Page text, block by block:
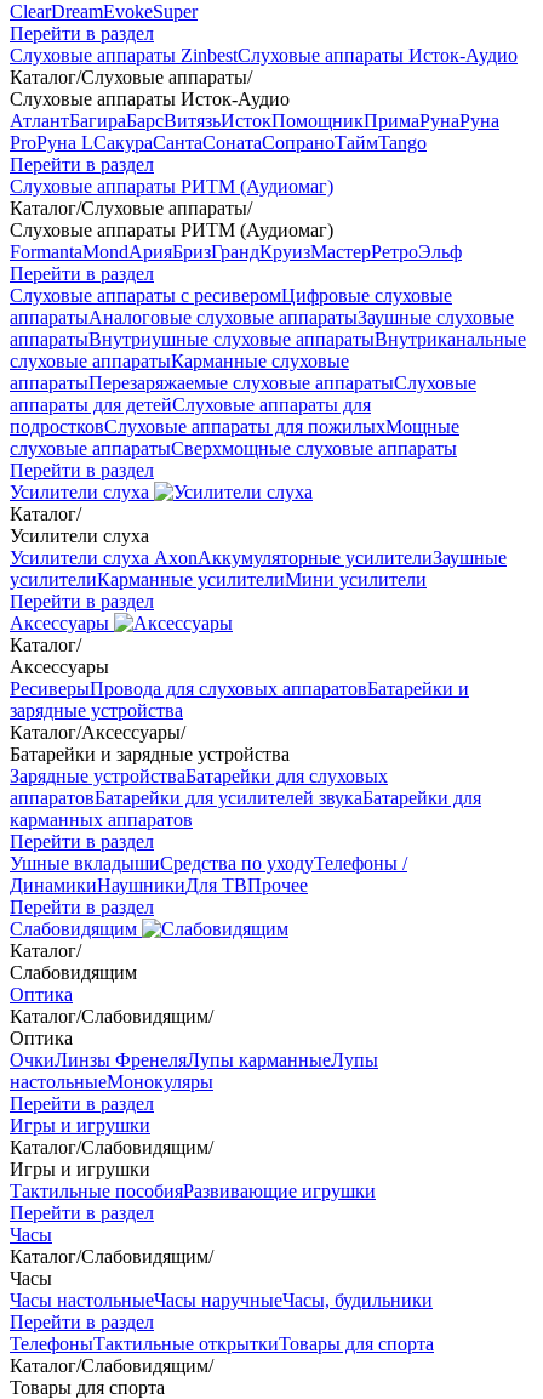
ClearDreamEvokeSuper
Перейти в раздел
Слуховые аппараты ZinbestСлуховые аппараты Исток-Аудио
Каталог/Слуховые аппараты/
Слуховые аппараты Исток-Аудио
АтлантБагираБарсВитязьИстокПомощникПримаРунаРуна
ProРуна LСакураСантаСонатаСопраноТаймTango
Перейти в раздел
Слуховые аппараты РИТМ (Аудиомаг)
Каталог/Слуховые аппараты/
Слуховые аппараты РИТМ (Аудиомаг)
FormantaMondАрияБризГрандКруизМастерРетроЭльф
Перейти в раздел
Слуховые аппараты с ресиверомЦифровые слуховые
аппаратыАналоговые слуховые аппаратыЗаушные слуховые
аппаратыВнутриушные слуховые аппаратыВнутриканальные
слуховые аппаратыКарманные слуховые
аппаратыПерезаряжаемые слуховые аппаратыСлуховые
аппараты для детейСлуховые аппараты для
подростковСлуховые аппараты для пожилыхМощные
слуховые аппаратыСверхмощные слуховые аппараты
Перейти в раздел
Усилители слуха
Каталог/
Усилители слуха
Усилители слуха AxonАккумуляторные усилителиЗаушные
усилителиКарманные усилителиМини усилители
Перейти в раздел
Аксессуары
Каталог/
Аксессуары
РесиверыПровода для слуховых аппаратовБатарейки и
зарядные устройства
Каталог/Аксессуары/
Батарейки и зарядные устройства
Зарядные устройстваБатарейки для слуховых
аппаратовБатарейки для усилителей звукаБатарейки для
карманных аппаратов
Перейти в раздел
Ушные вкладышиСредства по уходуТелефоны /
ДинамикиНаушникиДля ТВПрочее
Перейти в раздел
Слабовидящим
Каталог/
Слабовидящим
Оптика
Каталог/Слабовидящим/
Оптика
ОчкиЛинзы ФренеляЛупы карманныеЛупы
настольныеМонокуляры
Перейти в раздел
Игры и игрушки
Каталог/Слабовидящим/
Игры и игрушки
Тактильные пособияРазвивающие игрушки
Перейти в раздел
Часы
Каталог/Слабовидящим/
Часы
Часы настольныеЧасы наручныеЧасы, будильники
Перейти в раздел
ТелефоныТактильные открыткиТовары для спорта
Каталог/Слабовидящим/
Товары для спорта